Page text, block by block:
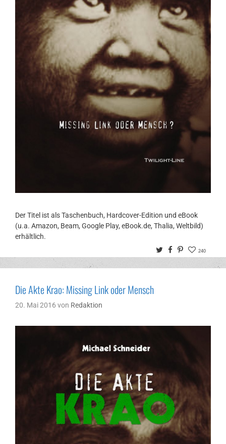
Der Titel ist als Taschenbuch, Hardcover-Edition und eBook
(u.a. Amazon, Beam, Google Play, eBook.de, Thalia, Weltbild)
erhältlich.
TwitterFacebook
Pinterest
240
Die Akte Krao: Missing Link oder Mensch
20. Mai 2016 von Redaktion